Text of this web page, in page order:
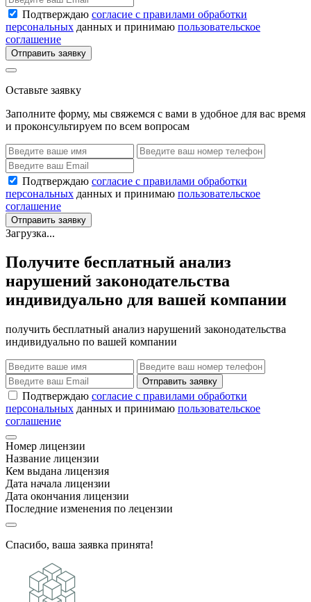
Подтверждаю согласие с правилами обработки
персональных данных и принимаю пользовательское
соглашение
Отправить заявку
Оставьте заявку
Заполните форму, мы свяжемся с вами в удобное для вас время
и проконсультируем по всем вопросам
Подтверждаю согласие с правилами обработки
персональных данных и принимаю пользовательское
соглашение
Отправить заявку
Загрузка...
Получите бесплатный анализ
нарушений законодательства
индивидуально для вашей компании
получить бесплатный анализ нарушений законодательства
индивидуально по вашей компании
Отправить заявку
Подтверждаю согласие с правилами обработки
персональных данных и принимаю пользовательское
соглашение
Номер лицензии
Название лицензии
Кем выдана лицензия
Дата начала лицензии
Дата окончания лицензии
Последние изменения по лецензии
Спасибо, ваша заявка принята!